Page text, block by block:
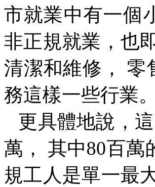
市就業中有一個
非正規就業，也
清潔和維修， 零
務這樣一些行業。
更具體地說，這
萬， 其中80百萬
規工人是單一最